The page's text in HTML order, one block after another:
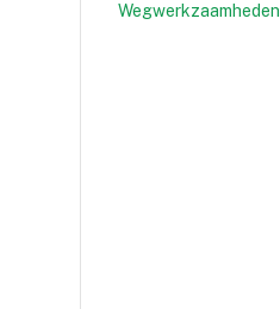
Wegwerkzaamheden